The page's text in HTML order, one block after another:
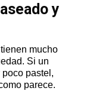
y
mucho
Si un
pastel,
parece.